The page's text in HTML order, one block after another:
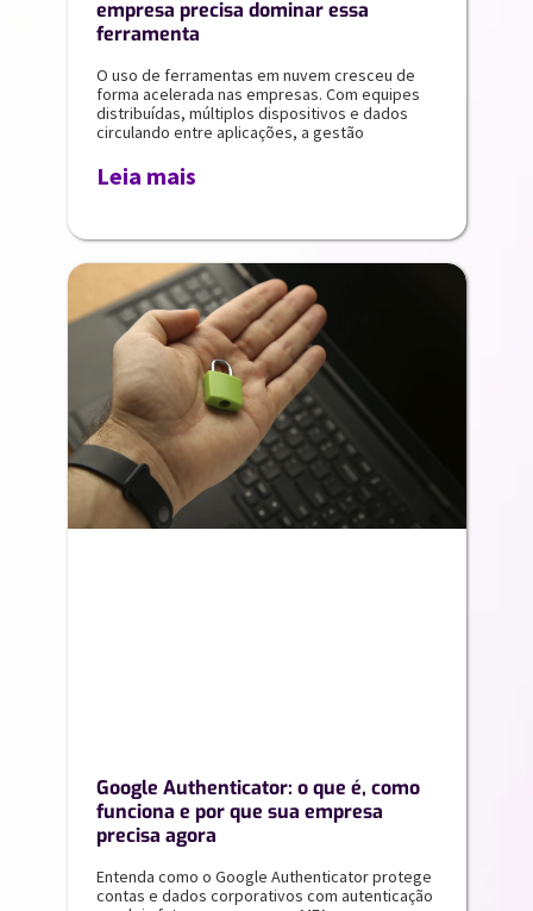
empresa precisa dominar essa
ferramenta
O uso de ferramentas em nuvem cresceu de
forma acelerada nas empresas. Com equipes
distribuídas, múltiplos dispositivos e dados
circulando entre aplicações, a gestão
Leia mais
Google Authenticator: o que é, como
funciona e por que sua empresa
precisa agora
Entenda como o Google Authenticator protege
contas e dados corporativos com autenticação